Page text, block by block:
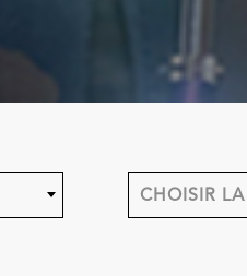
CHOISIR